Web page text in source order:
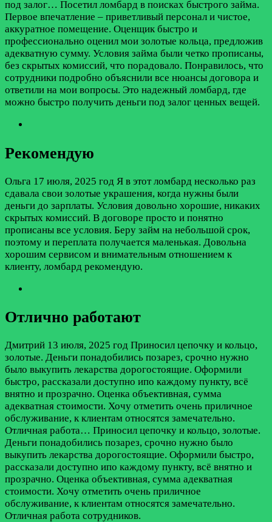
под залог… Посетил ломбард в поисках быстрого займа.
Первое впечатление – приветливый персонал и чистое,
аккуратное помещение. Оценщик быстро и
профессионально оценил мои золотые кольца, предложив
адекватную сумму. Условия займа были четко прописаны,
без скрытых комиссий, что порадовало. Понравилось, что
сотрудники подробно объяснили все нюансы договора и
ответили на мои вопросы. Это надежный ломбард, где
можно быстро получить деньги под залог ценных вещей.
Рекомендую
Ольга 17 июля, 2025 год Я в этот ломбард несколько раз
сдавала свои золотые украшения, когда нужны были
деньги до зарплаты. Условия довольно хорошие, никаких
скрытых комиссий. В договоре просто и понятно
прописаны все условия. Беру займ на небольшой срок,
поэтому и переплата получается маленькая. Довольна
хорошим сервисом и внимательным отношением к
клиенту, ломбард рекомендую.
Отлично работают
Дмитрий 13 июля, 2025 год Приносил цепочку и кольцо,
золотые. Деньги понадобились позарез, срочно нужно
было выкупить лекарства дорогостоящие. Оформили
быстро, рассказали доступно ипо каждому пункту, всё
внятно и прозрачно. Оценка объективная, сумма
адекватная стоимости. Хочу отметить очень приличное
обслуживание, к клиентам относятся замечательно.
Отличная работа… Приносил цепочку и кольцо, золотые.
Деньги понадобились позарез, срочно нужно было
выкупить лекарства дорогостоящие. Оформили быстро,
рассказали доступно ипо каждому пункту, всё внятно и
прозрачно. Оценка объективная, сумма адекватная
стоимости. Хочу отметить очень приличное
обслуживание, к клиентам относятся замечательно.
Отличная работа сотрудников.